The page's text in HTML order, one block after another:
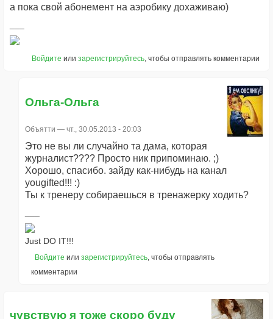
а пока свой абонемент на аэробику дохаживаю)
Войдите или зарегистрируйтесь, чтобы отправлять комментарии
Ольга-Ольга
Объятти — чт., 30.05.2013 - 20:03
Это не вы ли случайно та дама, которая
журналист???? Просто ник припоминаю. ;)
Хорошо, спасибо. зайду как-нибудь на канал
yougifted!!! :)
Ты к тренеру собираешься в тренажерку ходить?
Just DO IT!!!
Войдите или зарегистрируйтесь , чтобы отправлять
комментарии
чувствую я тоже скоро буду